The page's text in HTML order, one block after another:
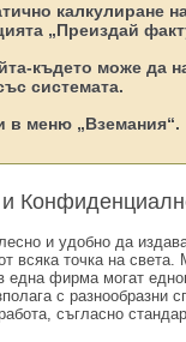
калкулиране
„Преиздай
където може да
системата.
в меню „Вземания“.
и удобно да
всяка точка на
една фирма могат
с разнообразни
съгласно